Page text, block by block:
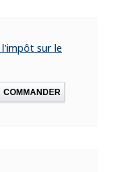
sur le
COMMANDER